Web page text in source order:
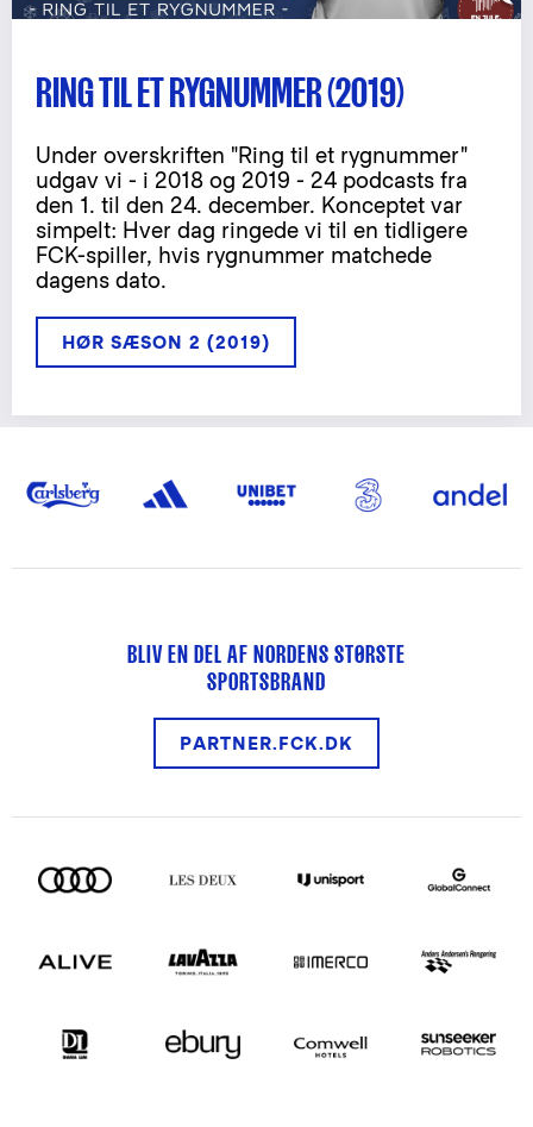
RING TIL ET RYGNUMMER (2019)
Under overskriften "Ring til et rygnummer"
udgav vi - i 2018 og 2019 - 24 podcasts fra
den 1. til den 24. december. Konceptet var
simpelt: Hver dag ringede vi til en tidligere
FCK-spiller, hvis rygnummer matchede
dagens dato.
HØR SÆSON 2 (2019)
BLIV EN DEL AF NORDENS STØRSTE
SPORTSBRAND
PARTNER.FCK.DK